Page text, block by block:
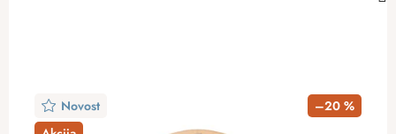
Novost
–20 %